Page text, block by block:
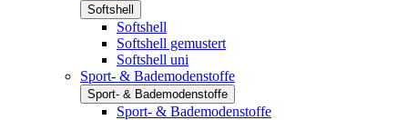
Softshell
Softshell
Softshell gemustert
Softshell uni
Sport- & Bademodenstoffe
Sport- & Bademodenstoffe
Sport- & Bademodenstoffe